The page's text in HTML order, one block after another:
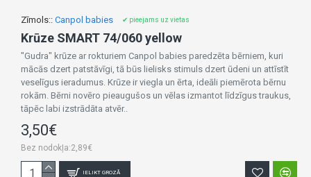
Zīmols:: Canpol babies ✔ pieejams uz vietas
Krūze SMART 74/060 yellow
"Gudra" krūze ar rokturiem Canpol babies paredzēta bērniem, kuri
mācās dzert patstāvīgi, tā būs lielisks stimuls dzert ūdeni un attīstīt
veselīgus ieradumus. Krūze ir viegla un ērta, ideāli piemērota bērnu
rokām. Bērni novēro pieaugušos un vēlas izmantot līdzīgus traukus,
tāpēc labi izstrādāta atvēr..
3,50€
Bez nodokļa:2,89€
IELIKT GROZĀ